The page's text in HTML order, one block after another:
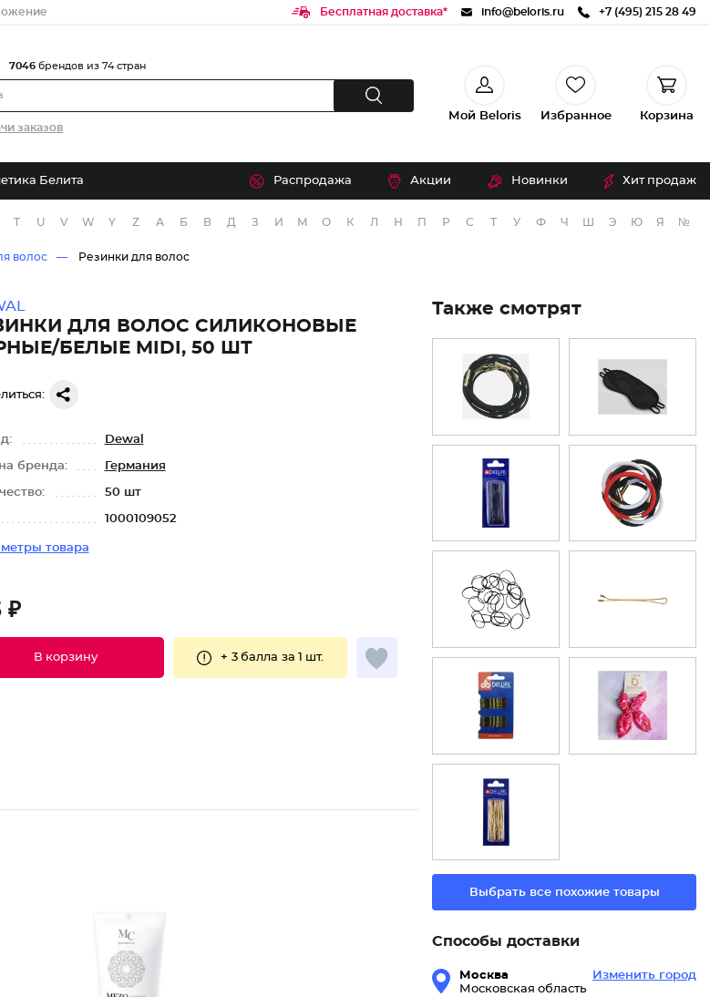
Бесплатная доставка* info@beloris.ru +7 (495) 215 28 49
заказов
7046 брендов из 74 стран
Мой Beloris Избранное Корзина
Белита Распродажа Акции Новинки Хит продаж
T U V W Y Z А Б В Д З И М О К Л Н П Р С Т У Ф Ч Э Ю Я №
волос Резинки для волос
ДЛЯ ВОЛОС СИЛИКОНОВЫЕ
БЕЛЫЕ MIDI, 50 ШТ
Dewal
бренда: Германия
50 шт
1000109052
товара
₽
В корзину + 3 балла за 1 шт.
Также смотрят
Выбрать все похожие товары
Способы доставки
Москва
Московская область
Изменить город